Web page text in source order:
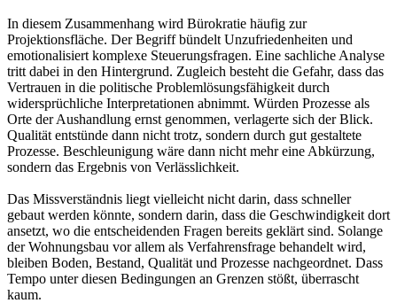
In diesem Zusammenhang wird Bürokratie häufig zur
Projektionsfläche. Der Begriff bündelt Unzufriedenheiten und
emotionalisiert komplexe Steuerungsfragen. Eine sachliche Analyse
tritt dabei in den Hintergrund. Zugleich besteht die Gefahr, dass das
Vertrauen in die politische Problemlösungsfähigkeit durch
widersprüchliche Interpretationen abnimmt. Würden Prozesse als
Orte der Aushandlung ernst genommen, verlagerte sich der Blick.
Qualität entstünde dann nicht trotz, sondern durch gut gestaltete
Prozesse. Beschleunigung wäre dann nicht mehr eine Abkürzung,
sondern das Ergebnis von Verlässlichkeit.
Das Missverständnis liegt vielleicht nicht darin, dass schneller
gebaut werden könnte, sondern darin, dass die Geschwindigkeit dort
ansetzt, wo die entscheidenden Fragen bereits geklärt sind. Solange
der Wohnungsbau vor allem als Verfahrensfrage behandelt wird,
bleiben Boden, Bestand, Qualität und Prozesse nachgeordnet. Dass
Tempo unter diesen Bedingungen an Grenzen stößt, überrascht
kaum.